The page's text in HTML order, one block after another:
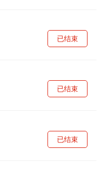
已结束
已结束
已结束